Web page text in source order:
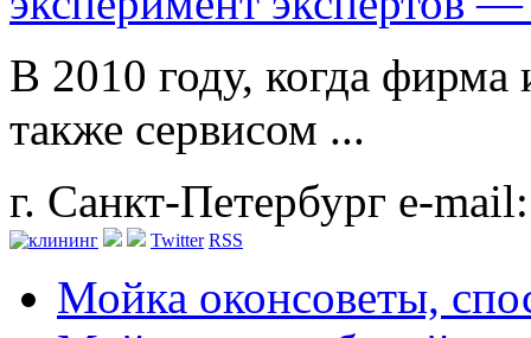
В 2010 году, когда фирма
также сервисом ...
г. Санкт-Петербург e-
Twitter RSS
Мойка оконсоветы,